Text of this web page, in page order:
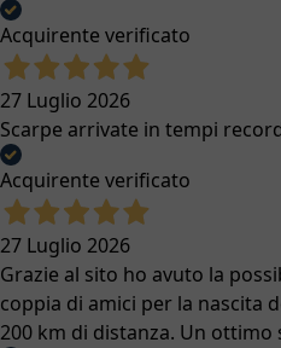
Acquirente verificato
27 Luglio 2026
Scarpe arrivate in tempi
Acquirente verificato
27 Luglio 2026
Grazie al sito ho avuto la
coppia di amici per la nascita
200 km di distanza. Un ottimo